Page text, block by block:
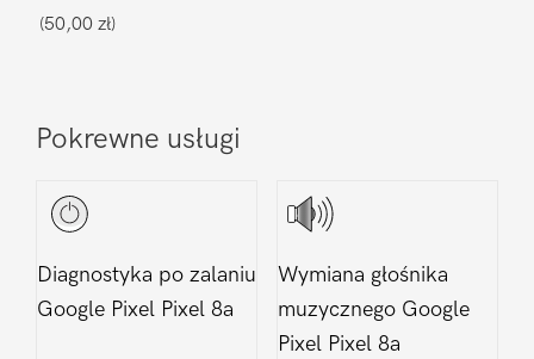
(50,00 zł)
Pokrewne usługi
Diagnostyka po zalaniu
Google Pixel Pixel 8a
Wymiana głośnika
muzycznego Google
Pixel Pixel 8a